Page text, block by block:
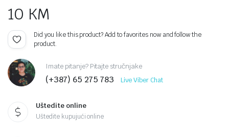
10 KM
Did you like this product? Add to favorites now and follow the
product.
Imate pitanje? Pitajte stručnjake
(+387) 65 275 783 Live Viber Chat
Uštedite online
Uštedite kupujući online